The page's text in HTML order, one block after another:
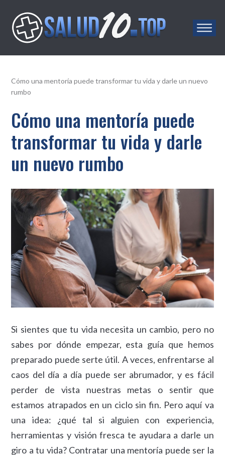
Salud10.top
Cómo una mentoría puede transformar tu vida y darle un nuevo
rumbo
Cómo una mentoría puede
transformar tu vida y darle
un nuevo rumbo
Si sientes que tu vida necesita un cambio, pero no
sabes por dónde empezar, esta guía que hemos
preparado puede serte útil. A veces, enfrentarse al
caos del día a día puede ser abrumador, y es fácil
perder de vista nuestras metas o sentir que
estamos atrapados en un ciclo sin fin. Pero aquí va
una idea: ¿qué tal si alguien con experiencia,
herramientas y visión fresca te ayudara a darle un
giro a tu vida? Contratar una mentoría puede ser la